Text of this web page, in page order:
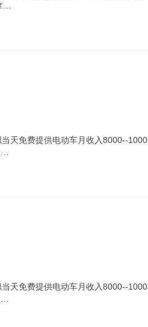
…
天免费提供电动车月收入8000--1000
天免费提供电动车月收入8000--1000